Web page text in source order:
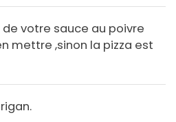
de votre sauce au poivre
mettre ,sinon la pizza est